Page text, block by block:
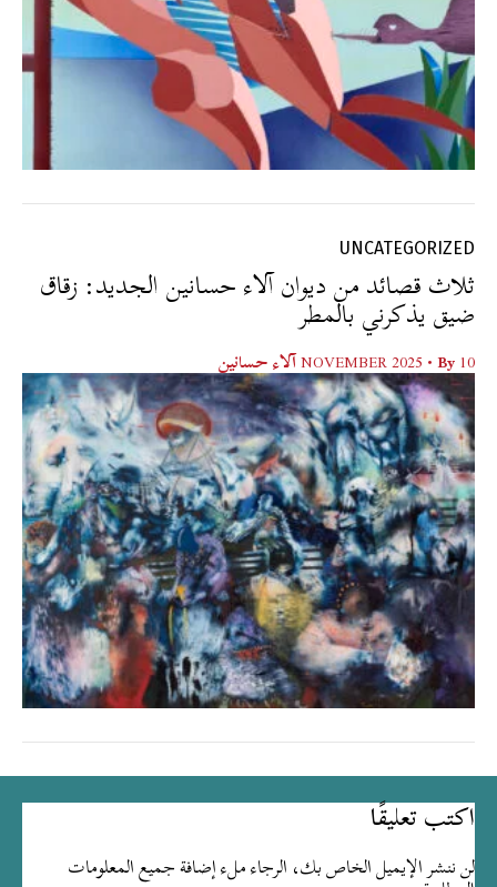
UNCATEGORIZED
ثلاث قصائد من ديوان آلاء حسانين الجديد: زقاق
ضيق يذكرني بالمطر
10 NOVEMBER 2025
• By آلاء حسانين
اكتب تعليقًا
لن ننشر الإيميل الخاص بك، الرجاء ملء إضافة جميع المعلومات